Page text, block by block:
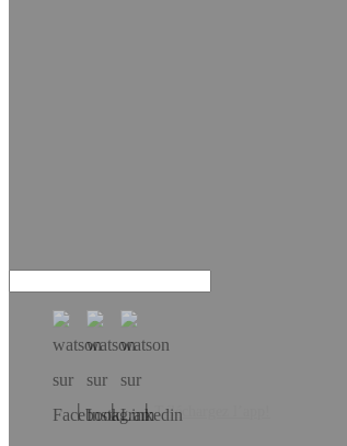
Téléchargez l’app!